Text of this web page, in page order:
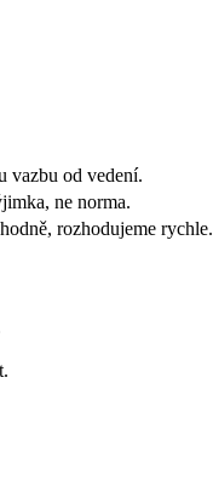
vazbu od vedení.
ne norma.
rozhodujeme rychle.